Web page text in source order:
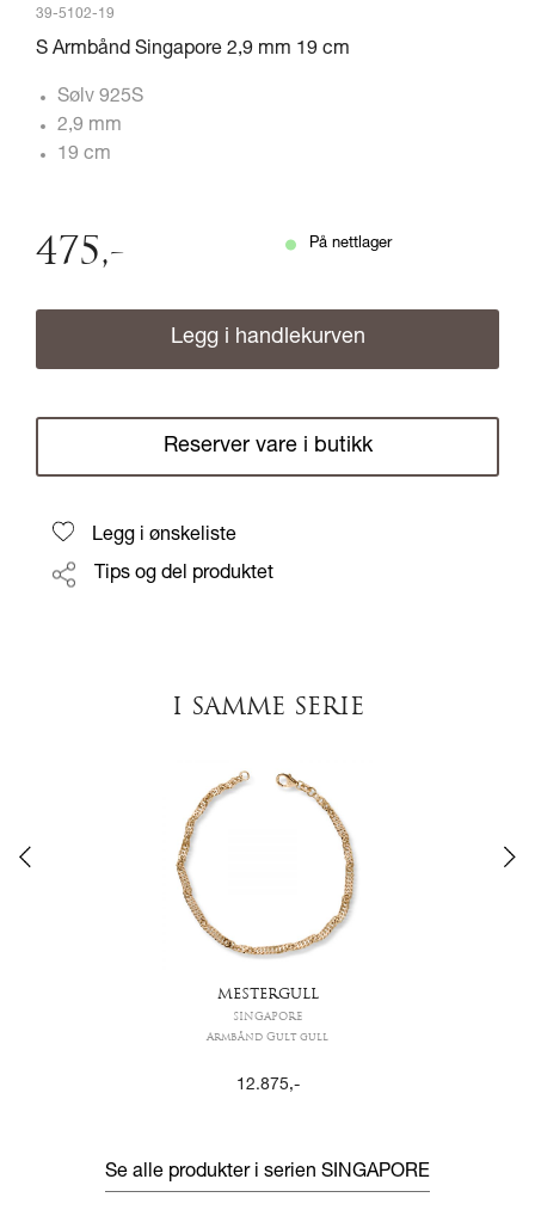
39-5102-19
S Armbånd Singapore 2,9 mm 19 cm
Sølv 925S
2,9 mm
19 cm
475,- På nettlager
Legg i handlekurven
Reserver vare i butikk
Legg i ønskeliste
Tips og del produktet
I SAMME SERIE
MESTERGULL
SINGAPORE
Armbånd Gult gull
12.875,-
Se alle produkter i serien SINGAPORE